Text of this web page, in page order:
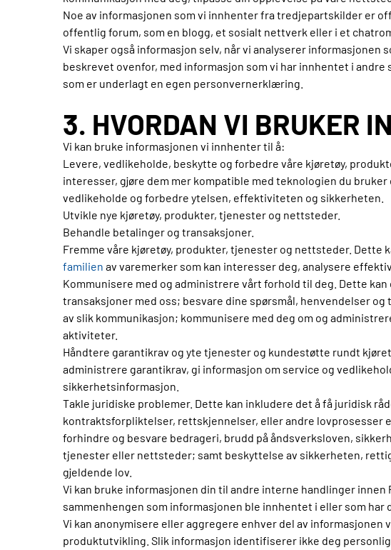
Noe av informasjonen som vi innhenter fra tredjepartskilder er
offentlig forum, som en blogg, et sosialt nettverk eller i et
Vi skaper også informasjon selv, når vi analyserer
beskrevet ovenfor, med informasjon som vi har innhentet i
som er underlagt en egen personvernerklæring.
3. HVORDAN VI BRUKER
Vi kan bruke informasjonen vi innhenter til å:
Levere, vedlikeholde, beskytte og forbedre våre kjøretøy,
interesser, gjøre dem mer kompatible med teknologien du
vedlikeholde og forbedre ytelsen, effektiviteten og sikkerheten.
Utvikle nye kjøretøy, produkter, tjenester og nettsteder.
Behandle betalinger og transaksjoner.
Fremme våre kjøretøy, produkter, tjenester og nettsteder. Dette
familien av varemerker som kan interesser deg, analysere
Kommunisere med og administrere vårt forhold til deg. Dette
transaksjoner med oss; besvare dine spørsmål, henvendelser
av slik kommunikasjon; kommunisere med deg om og
aktiviteter.
Håndtere garantikrav og yte tjenester og kundestøtte rundt
administrere garantikrav, gi informasjon om service og
sikkerhetsinformasjon.
Takle juridiske problemer. Dette kan inkludere det å få juridisk
kontraktsforpliktelser, rettskjennelser, eller andre
forhindre og besvare bedrageri, brudd på åndsverksloven,
tjenester eller nettsteder; samt beskyttelse av sikkerheten,
gjeldende lov.
Vi kan bruke informasjonen din til andre interne handlinger
sammenhengen som informasjonen ble innhentet i eller som har
Vi kan anonymisere eller aggregere enhver del av
produktutvikling. Slik informasjon identifiserer ikke deg personlig.